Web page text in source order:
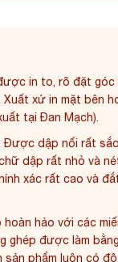
in to, rõ đặt
xứ in mặt bên
tại Đan Mạch).
Được dập nổi rất
dập rất nhỏ và
xác rất cao và
hoàn hảo với các
ghép được làm
sản phẩm luôn có